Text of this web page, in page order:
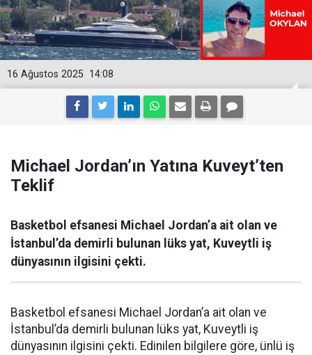
14:08
16 Ağustos 2025
Michael Jordan’ın Yatına Kuveyt’ten
Teklif
Basketbol efsanesi Michael Jordan’a ait olan ve
İstanbul’da demirli bulunan lüks yat, Kuveytli iş
dünyasının ilgisini çekti.
Basketbol efsanesi Michael Jordan’a ait olan ve
İstanbul’da demirli bulunan lüks yat, Kuveytli iş
dünyasının ilgisini çekti. Edinilen bilgilere göre, ünlü iş